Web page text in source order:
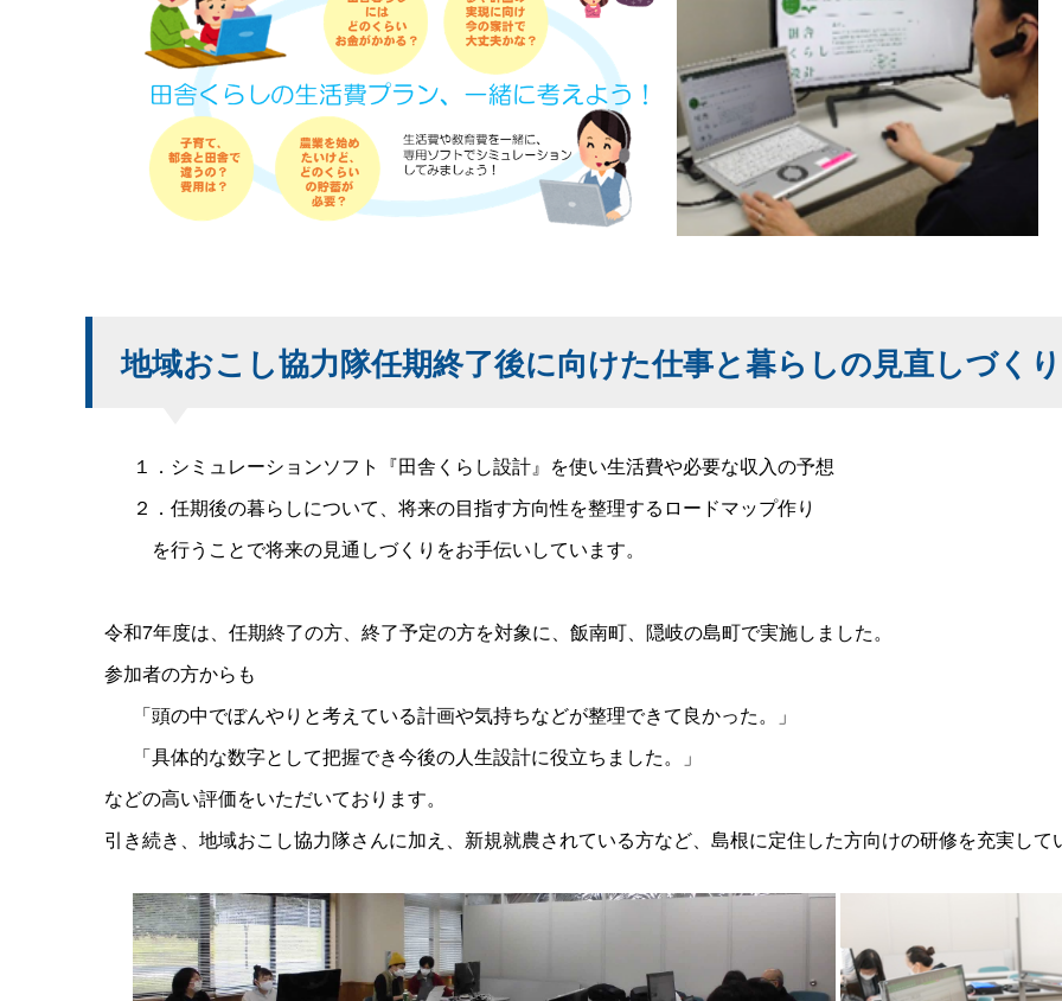
地域おこし協力隊任期終了後に向けた仕事と暮らしの見直しづく
１．シミュレーションソフト『田舎くらし設計』を使い生活費や必要な収入の予想
２．任期後の暮らしについて、将来の目指す方向性を整理するロードマップ作り
を行うことで将来の見通しづくりをお手伝いしています。
令和7年度は、任期終了の方、終了予定の方を対象に、飯南町、隠岐の島町で実施しました。
参加者の方からも
「頭の中でぼんやりと考えている計画や気持ちなどが整理できて良かった。」
「具体的な数字として把握でき今後の人生設計に役立ちました。」
などの高い評価をいただいております。
引き続き、地域おこし協力隊さんに加え、新規就農されている方など、島根に定住した方向けの研修を充実し